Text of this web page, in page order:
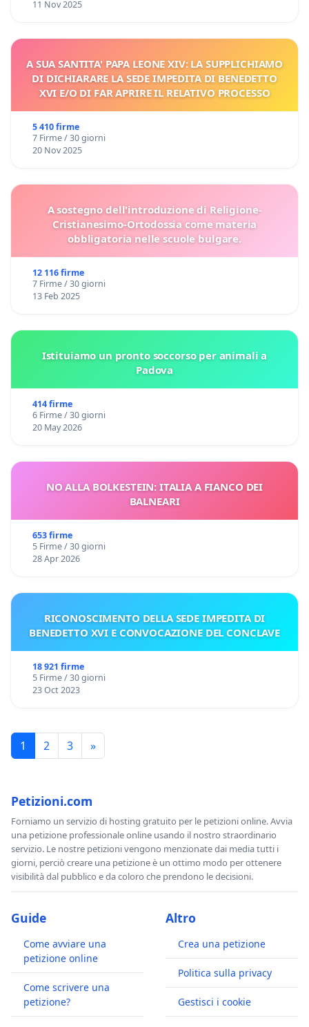
11 Nov 2025
A SUA SANTITA' PAPA LEONE XIV: LA SUPPLICHIAMO
DI DICHIARARE LA SEDE IMPEDITA DI BENEDETTO
XVI E/O DI FAR APRIRE IL RELATIVO PROCESSO
5 410 firme
7 Firme / 30 giorni
20 Nov 2025
A sostegno dell'introduzione di Religione-
Cristianesimo-Ortodossia come materia
obbligatoria nelle scuole bulgare.
12 116 firme
7 Firme / 30 giorni
13 Feb 2025
Istituiamo un pronto soccorso per animali a
Padova
414 firme
6 Firme / 30 giorni
20 May 2026
NO ALLA BOLKESTEIN: ITALIA A FIANCO DEI
BALNEARI
653 firme
5 Firme / 30 giorni
28 Apr 2026
RICONOSCIMENTO DELLA SEDE IMPEDITA DI
BENEDETTO XVI E CONVOCAZIONE DEL CONCLAVE
18 921 firme
5 Firme / 30 giorni
23 Oct 2023
1 2 3 »
Petizioni.com
Forniamo un servizio di hosting gratuito per le petizioni online. Avvia
una petizione professionale online usando il nostro straordinario
servizio. Le nostre petizioni vengono menzionate dai media tutti i
giorni, perciò creare una petizione è un ottimo modo per ottenere
visibilità dal pubblico e da coloro che prendono le decisioni.
Guide
Come avviare una
petizione online
Come scrivere una
petizione?
Altro
Crea una petizione
Politica sulla privacy
Gestisci i cookie